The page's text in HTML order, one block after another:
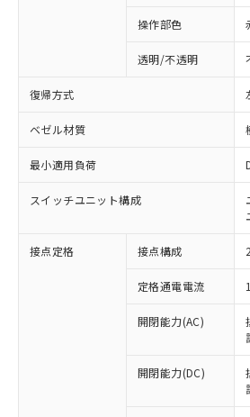
操作部色
透明/不透明
復帰方式
ベゼル材質
最小適用負荷
スイッチユニット構成
接点定格 接点構成
定格通電電流
開閉能力(AC)
開閉能力(DC)
※1 対応状況
対応済み：EU RoHS指令
非含有に対応した製品が提
対応予定：EU RoHS指令（
有に対応した製品に切り替